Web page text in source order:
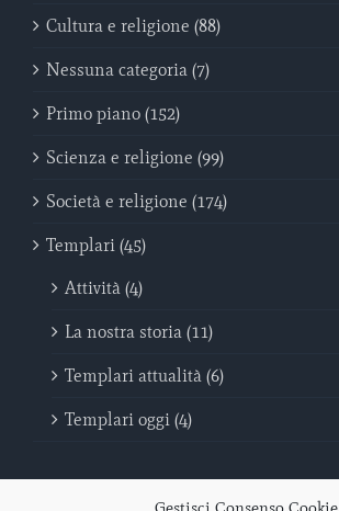
Cultura e religione (88)
Nessuna categoria (7)
Primo piano (152)
Scienza e religione (99)
Società e religione (174)
Templari (45)
Attività (4)
La nostra storia (11)
Templari attualità (6)
Templari oggi (4)